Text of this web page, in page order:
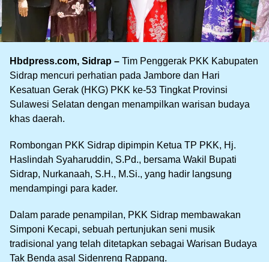
Hbdpress.com, Sidrap – Tim Penggerak PKK Kabupaten
Sidrap mencuri perhatian pada Jambore dan Hari
Kesatuan Gerak (HKG) PKK ke-53 Tingkat Provinsi
Sulawesi Selatan dengan menampilkan warisan budaya
khas daerah.
Rombongan PKK Sidrap dipimpin Ketua TP PKK, Hj.
Haslindah Syaharuddin, S.Pd., bersama Wakil Bupati
Sidrap, Nurkanaah, S.H., M.Si., yang hadir langsung
mendampingi para kader.
Dalam parade penampilan, PKK Sidrap membawakan
Simponi Kecapi, sebuah pertunjukan seni musik
tradisional yang telah ditetapkan sebagai Warisan Budaya
Tak Benda asal Sidenreng Rappang.